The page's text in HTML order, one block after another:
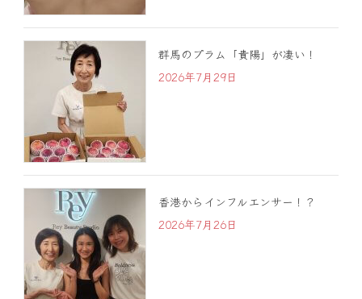
群馬のプラム「貴陽」が凄い！
2026年7月29日
香港からインフルエンサー！？
2026年7月26日